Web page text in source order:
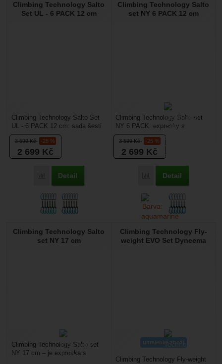
Climbing Technology Salto
Set UL - 6 PACK 12 cm
3 599Kč -25 %
2 699 Kč
Přidat 'Climbing Technology Salto Set UL - 6 PACK 12 cm'
Detail
Climbing Technology Salto Set
UL - 6 PACK 12 cm: sada šesti
lehkých expresek o délce 12 cm.
Karabiny...
Climbing Technology Salto
set NY 6 PACK 12 cm
3 599Kč -25 %
2 699 Kč
Přidat 'Climbing
Detail
Climbing Technology Salto set
NY 6 PACK: expresky s
keylockem, který usnadní
vycvakávání expresek v
převisech....
Climbing Technology Salto
set NY 17 cm
Climbing Technology Salto set
NY 17 cm – je expreska s
Climbing Technology Fly-
weight EVO Set Dyneema
ultralehké zboží
Climbing Technology Fly-weight